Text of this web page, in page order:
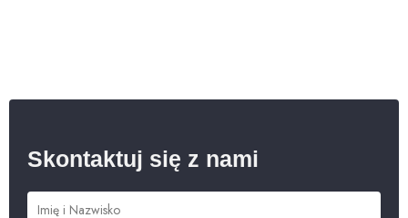
Skontaktuj się z nami